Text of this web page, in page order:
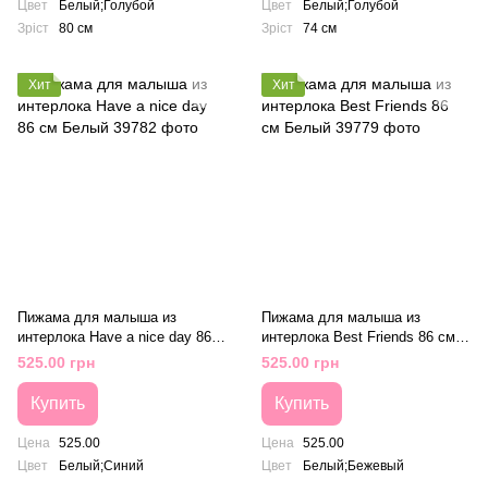
Цвет
Белый;Голубой
Зріст
80 см
Цвет
Белый;Голубой
Зріст
74 см
Хит
Пижама для малыша из
интерлока Have a nice day 86
см Белый
525.00 грн
Купить
Цена 525.00
Цвет
Белый;Синий
Хит
Пижама для малыша из
интерлока Best Friends 86 см
Белый
525.00 грн
Купить
Цена 525.00
Цвет
Белый;Бежевый